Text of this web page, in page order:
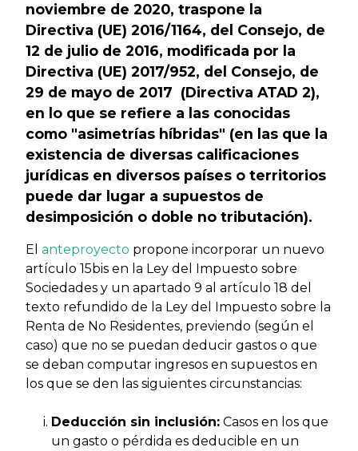
noviembre de 2020, traspone la
Directiva (UE) 2016/1164, del Consejo, de
12 de julio de 2016, modificada por la
Directiva (UE) 2017/952, del Consejo, de
29 de mayo de 2017 (Directiva ATAD 2),
en lo que se refiere a las conocidas
como "asimetrías híbridas" (en las que la
existencia de diversas calificaciones
jurídicas en diversos países o territorios
puede dar lugar a supuestos de
desimposición o doble no tributación).
El anteproyecto propone incorporar un nuevo
artículo 15bis en la Ley del Impuesto sobre
Sociedades y un apartado 9 al artículo 18 del
texto refundido de la Ley del Impuesto sobre la
Renta de No Residentes, previendo (según el
caso) que no se puedan deducir gastos o que
se deban computar ingresos en supuestos en
los que se den las siguientes circunstancias:
Deducción sin inclusión: Casos en los que
un gasto o pérdida es deducible en un